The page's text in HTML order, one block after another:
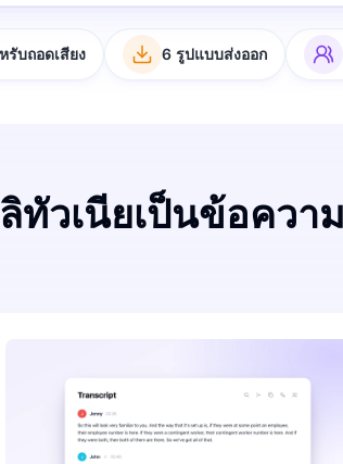
รับถอดเสียง 6 รูปแบบส่งออก
ลิทัวเนียเป็นข้อคว